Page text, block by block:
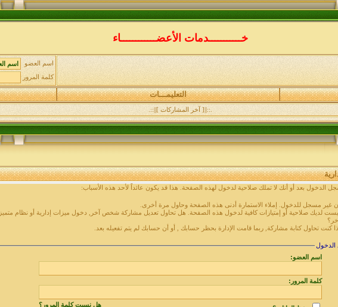
خـــــــــــدمات الأعضــــــــــــاء
اسم العضو
كلمة المرور
التعليمـــات
.::||[ آخر المشاركات ]||::.
الدخول بعد أو أنك لا تملك صلاحية لدخول لهذه الصفحة. هذا قد يكون عائداً لأحد هذه الأسباب:
غير مسجل للدخول. إملاء الاستمارة أدنى هذه الصفحة وحاول مرة أخرى.
لديك صلاحية أو إمتيازات كافية لدخول هذه الصفحة. هل تحاول تعديل مشاركة شخص آخر, دخول ميزات إدارية أو نظام متميز
كنت تحاول كتابة مشاركة, ربما قامت الإدارة بحظر حسابك , أو أن حسابك لم يتم تفعيله بعد.
اسم العضو:
كلمة المرور:
هل نسيت كلمة المرور؟